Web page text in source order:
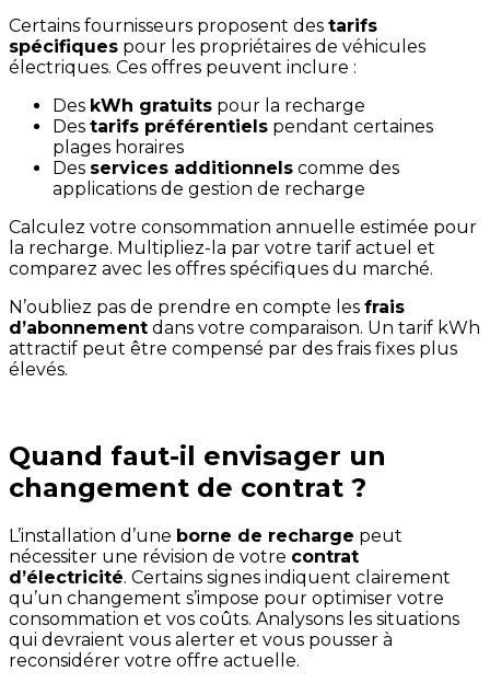
Certains fournisseurs proposent des tarifs
spécifiques pour les propriétaires de véhicules
électriques. Ces offres peuvent inclure :
Des kWh gratuits pour la recharge
Des tarifs préférentiels pendant certaines
plages horaires
Des services additionnels comme des
applications de gestion de recharge
Calculez votre consommation annuelle estimée pour
la recharge. Multipliez-la par votre tarif actuel et
comparez avec les offres spécifiques du marché.
N’oubliez pas de prendre en compte les frais
d’abonnement dans votre comparaison. Un tarif kWh
attractif peut être compensé par des frais fixes plus
élevés.
Quand faut-il envisager un
changement de contrat ?
L’installation d’une borne de recharge peut
nécessiter une révision de votre contrat
d’électricité. Certains signes indiquent clairement
qu’un changement s’impose pour optimiser votre
consommation et vos coûts. Analysons les situations
qui devraient vous alerter et vous pousser à
reconsidérer votre offre actuelle.